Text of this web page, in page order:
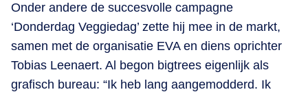
Onder andere de succesvolle campagne
‘Donderdag Veggiedag’ zette hij mee in de markt,
samen met de organisatie EVA en diens oprichter
Tobias Leenaert. Al begon bigtrees eigenlijk als
grafisch bureau: “Ik heb lang aangemodderd. Ik